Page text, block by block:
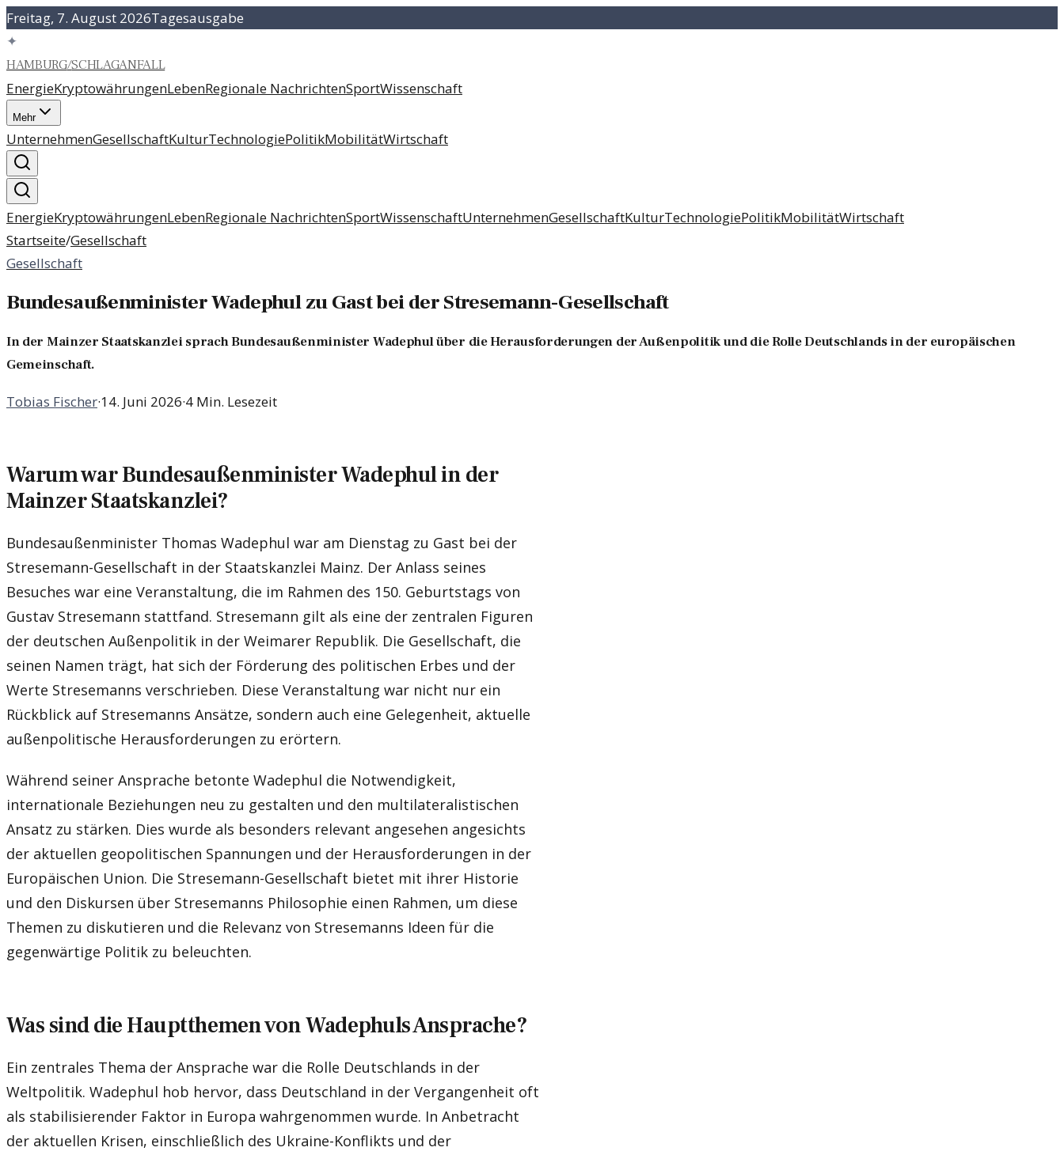
Freitag, 7. August 2026Tagesausgabe
✦
HAMBURG/SCHLAGANFALL
EnergieKryptowährungenLebenRegionale NachrichtenSportWissenschaft
Mehr
UnternehmenGesellschaftKulturTechnologiePolitikMobilitätWirtschaft
EnergieKryptowährungenLebenRegionale NachrichtenSportWissenschaftUnternehmenGesellschaftKulturTechnologiePolitikMobilitätWirtschaft
Startseite/Gesellschaft
Gesellschaft
Bundesaußenminister Wadephul zu Gast bei der Stresemann-Gesellschaft
In der Mainzer Staatskanzlei sprach Bundesaußenminister Wadephul über die Herausforderungen der Außenpolitik und die Rolle Deutschlands in der europäischen
Gemeinschaft.
Tobias Fischer·14. Juni 2026·4 Min. Lesezeit
Warum war Bundesaußenminister Wadephul in der
Mainzer Staatskanzlei?
Bundesaußenminister Thomas Wadephul war am Dienstag zu Gast bei der
Stresemann-Gesellschaft in der Staatskanzlei Mainz. Der Anlass seines
Besuches war eine Veranstaltung, die im Rahmen des 150. Geburtstags von
Gustav Stresemann stattfand. Stresemann gilt als eine der zentralen Figuren
der deutschen Außenpolitik in der Weimarer Republik. Die Gesellschaft, die
seinen Namen trägt, hat sich der Förderung des politischen Erbes und der
Werte Stresemanns verschrieben. Diese Veranstaltung war nicht nur ein
Rückblick auf Stresemanns Ansätze, sondern auch eine Gelegenheit, aktuelle
außenpolitische Herausforderungen zu erörtern.
Während seiner Ansprache betonte Wadephul die Notwendigkeit,
internationale Beziehungen neu zu gestalten und den multilateralistischen
Ansatz zu stärken. Dies wurde als besonders relevant angesehen angesichts
der aktuellen geopolitischen Spannungen und der Herausforderungen in der
Europäischen Union. Die Stresemann-Gesellschaft bietet mit ihrer Historie
und den Diskursen über Stresemanns Philosophie einen Rahmen, um diese
Themen zu diskutieren und die Relevanz von Stresemanns Ideen für die
gegenwärtige Politik zu beleuchten.
Was sind die Hauptthemen von Wadephuls Ansprache?
Ein zentrales Thema der Ansprache war die Rolle Deutschlands in der
Weltpolitik. Wadephul hob hervor, dass Deutschland in der Vergangenheit oft
als stabilisierender Faktor in Europa wahrgenommen wurde. In Anbetracht
der aktuellen Krisen, einschließlich des Ukraine-Konflikts und der